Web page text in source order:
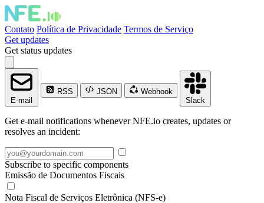
Contato Política de Privacidade Termos de Serviço
Get updates
Get status updates
E-mail
RSS JSON
Webhook
Slack
Get e-mail notifications whenever NFE.io creates, updates or
resolves an incident:
Subscribe to specific components
Emissão de Documentos Fiscais
Nota Fiscal de Serviços Eletrônica (NFS-e)